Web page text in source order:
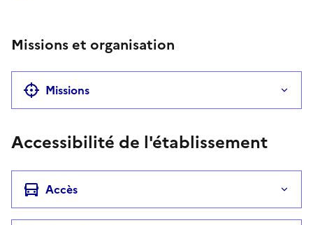
Missions et organisation
Missions
Accessibilité de l'établissement
Accès